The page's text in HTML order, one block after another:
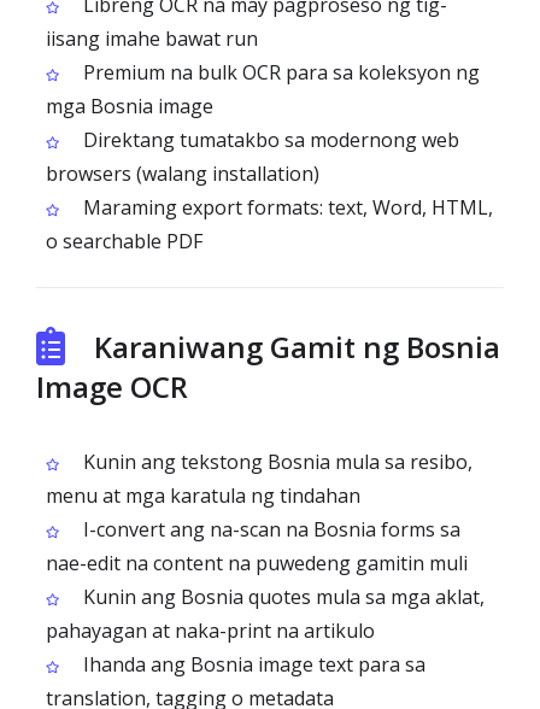
iisang imahe bawat run
Premium na bulk OCR para sa koleksyon ng
mga Bosnia image
Direktang tumatakbo sa modernong web
browsers (walang installation)
Maraming export formats: text, Word, HTML,
o searchable PDF
Karaniwang Gamit ng Bosnia
Image OCR
Kunin ang tekstong Bosnia mula sa resibo,
menu at mga karatula ng tindahan
I-convert ang na-scan na Bosnia forms sa
nae-edit na content na puwedeng gamitin muli
Kunin ang Bosnia quotes mula sa mga aklat,
pahayagan at naka-print na artikulo
Ihanda ang Bosnia image text para sa
translation, tagging o metadata